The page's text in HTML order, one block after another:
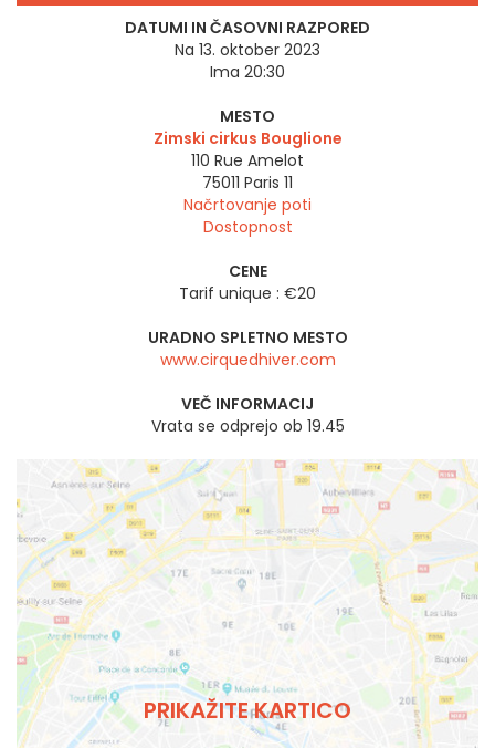
DATUMI IN ČASOVNI RAZPORED
Na 13. oktober 2023
Ima 20:30
MESTO
Zimski cirkus Bouglione
110 Rue Amelot
75011 Paris 11
Načrtovanje poti
Dostopnost
CENE
Tarif unique : €20
URADNO SPLETNO MESTO
www.cirquedhiver.com
VEČ INFORMACIJ
Vrata se odprejo ob 19.45
PRIKAŽITE KARTICO